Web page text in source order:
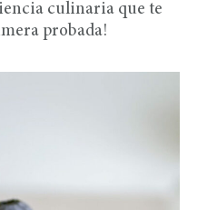
culinaria que te
probada!